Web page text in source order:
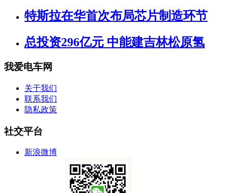
特斯拉在华首次布局芯片制造环节
总投资296亿元 中能建吉林松原氢
我爱电车网
关于我们
联系我们
隐私政策
社交平台
新浪微博